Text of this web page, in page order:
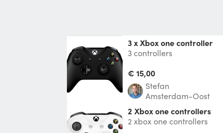
3 x Xbox one controller
3 controllers
€ 15,00
Stefan
Amsterdam-Oost
2 Xbox one controllers
2 xbox one controllers